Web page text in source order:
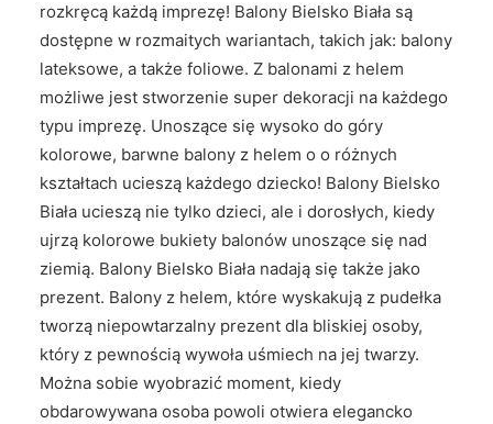
rozkręcą każdą imprezę! Balony Bielsko Biała są
dostępne w rozmaitych wariantach, takich jak: balony
lateksowe, a także foliowe. Z balonami z helem
możliwe jest stworzenie super dekoracji na każdego
typu imprezę. Unoszące się wysoko do góry
kolorowe, barwne balony z helem o o różnych
kształtach ucieszą każdego dziecko! Balony Bielsko
Biała ucieszą nie tylko dzieci, ale i dorosłych, kiedy
ujrzą kolorowe bukiety balonów unoszące się nad
ziemią. Balony Bielsko Biała nadają się także jako
prezent. Balony z helem, które wyskakują z pudełka
tworzą niepowtarzalny prezent dla bliskiej osoby,
który z pewnością wywoła uśmiech na jej twarzy.
Można sobie wyobrazić moment, kiedy
obdarowywana osoba powoli otwiera elegancko